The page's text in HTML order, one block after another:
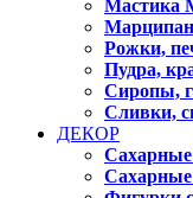
Мастика
Марципан
Рожки,
Пудра,
Сиропы,
Сливки,
ДЕКОР